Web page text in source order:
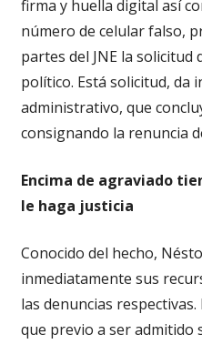
firma y huella digital así
número de celular falso,
partes del JNE la
político. Está solicitud, da
administrativo, que
consignando la renuncia
Encima de agraviado
le haga justicia
Conocido del hecho,
inmediatamente sus
las denuncias
que previo a ser admitido